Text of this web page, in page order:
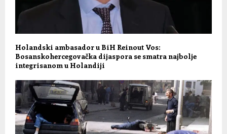
Holandski ambasador u BiH Reinout Vos:
Bosanskohercegovačka dijaspora se smatra najbolje
integrisanom u Holandiji